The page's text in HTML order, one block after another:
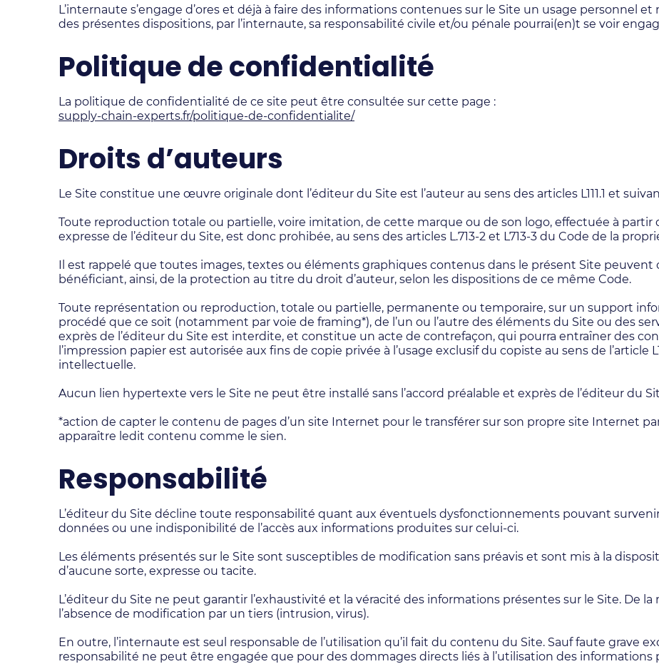
L’internaute s’engage d’ores et déjà à faire des informations contenues sur le Site un usage personnel
des présentes dispositions, par l’internaute, sa responsabilité civile et/ou pénale pourrai(en)t se voir
Politique de confidentialité
La politique de confidentialité de ce site peut être consultée sur cette page :
supply-chain-experts.fr/politique-de-confidentialite/
Droits d’auteurs
Le Site constitue une œuvre originale dont l’éditeur du Site est l’auteur au sens des articles L111.1 et
Toute reproduction totale ou partielle, voire imitation, de cette marque ou de son logo, effectuée à partir
expresse de l’éditeur du Site, est donc prohibée, au sens des articles L.713-2 et L713-3 du Code de la
Il est rappelé que toutes images, textes ou éléments graphiques contenus dans le présent Site
bénéficiant, ainsi, de la protection au titre du droit d’auteur, selon les dispositions de ce même Code.
Toute représentation ou reproduction, totale ou partielle, permanente ou temporaire, sur un support
procédé que ce soit (notamment par voie de framing*), de l’un ou l’autre des éléments du Site ou des
exprès de l’éditeur du Site est interdite, et constitue un acte de contrefaçon, qui pourra entraîner des
l’impression papier est autorisée aux fins de copie privée à l’usage exclusif du copiste au sens de l’article
intellectuelle.
Aucun lien hypertexte vers le Site ne peut être installé sans l’accord préalable et exprès de l’éditeur du
*action de capter le contenu de pages d’un site Internet pour le transférer sur son propre site Internet
apparaître ledit contenu comme le sien.
Responsabilité
L’éditeur du Site décline toute responsabilité quant aux éventuels dysfonctionnements pouvant
données ou une indisponibilité de l’accès aux informations produites sur celui-ci.
Les éléments présentés sur le Site sont susceptibles de modification sans préavis et sont mis à la
d’aucune sorte, expresse ou tacite.
L’éditeur du Site ne peut garantir l’exhaustivité et la véracité des informations présentes sur le Site. De
l’absence de modification par un tiers (intrusion, virus).
En outre, l’internaute est seul responsable de l’utilisation qu’il fait du contenu du Site. Sauf faute grave
responsabilité ne peut être engagée que pour des dommages directs liés à l’utilisation des informations